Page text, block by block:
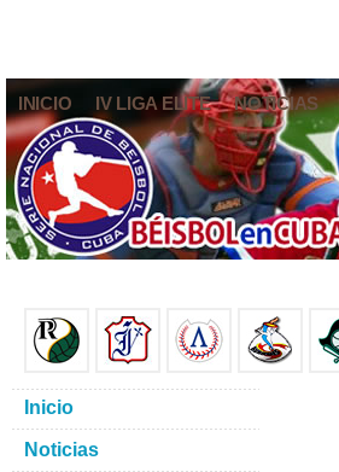
INICIO IV LIGA ELITE NOTICIAS
Inicio
Noticias